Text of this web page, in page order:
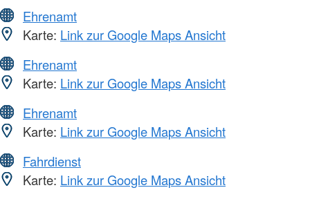
Ehrenamt
Karte: Link zur Google Maps Ansicht
Ehrenamt
Karte: Link zur Google Maps Ansicht
Ehrenamt
Karte: Link zur Google Maps Ansicht
Fahrdienst
Karte: Link zur Google Maps Ansicht